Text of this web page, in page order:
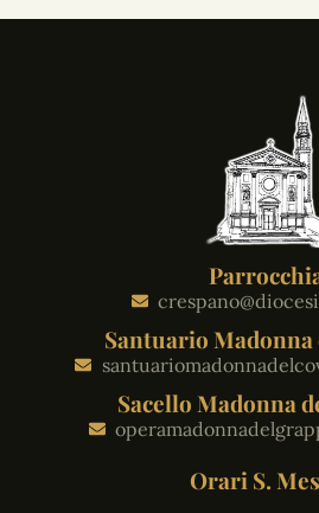
Santuario Madonna
Sacello Madonna
Orari S.